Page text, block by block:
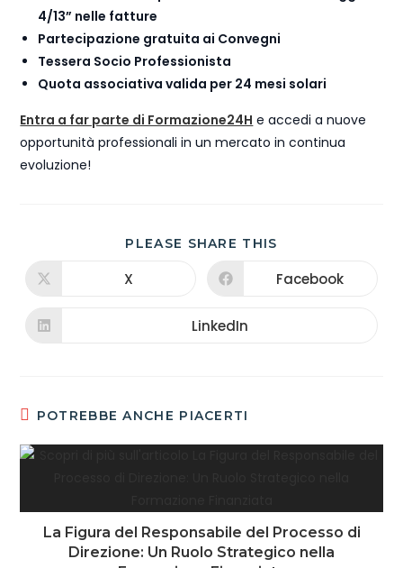
4/13” nelle fatture
Partecipazione gratuita ai Convegni
Tessera Socio Professionista
Quota associativa valida per 24 mesi solari
Entra a far parte di Formazione24H e accedi a nuove
opportunità professionali in un mercato in continua
evoluzione!
PLEASE SHARE THIS
X Facebook
LinkedIn
POTREBBE ANCHE PIACERTI
La Figura del Responsabile del Processo di
Direzione: Un Ruolo Strategico nella